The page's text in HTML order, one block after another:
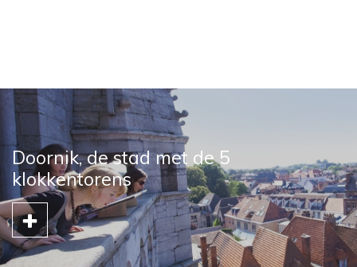
Doornik, de stad met de 5
klokkentorens